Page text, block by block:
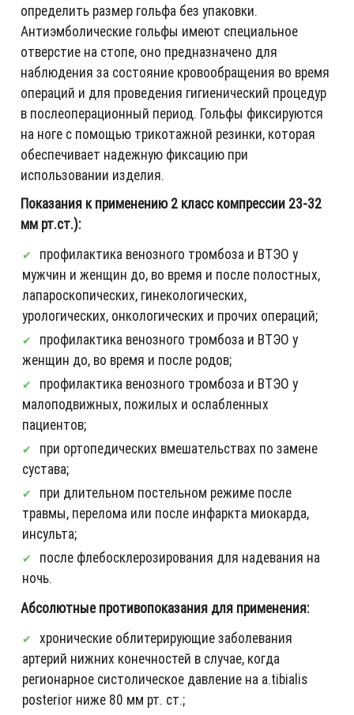
определить размер гольфа без упаковки.
Антиэмболические гольфы имеют специальное
отверстие на стопе, оно предназначено для
наблюдения за состояние кровообращения во время
операций и для проведения гигиенический процедур
в послеоперационный период. Гольфы фиксируются
на ноге с помощью трикотажной резинки, которая
обеспечивает надежную фиксацию при
использовании изделия.
Показания к применению 2 класс компрессии 23-32
мм рт.ст.):
профилактика венозного тромбоза и ВТЭО у
мужчин и женщин до, во время и после полостных,
лапароскопических, гинекологических,
урологических, онкологических и прочих операций;
профилактика венозного тромбоза и ВТЭО у
женщин до, во время и после родов;
профилактика венозного тромбоза и ВТЭО у
малоподвижных, пожилых и ослабленных
пациентов;
при ортопедических вмешательствах по замене
сустава;
при длительном постельном режиме после
травмы, перелома или после инфаркта миокарда,
инсульта;
после флебосклерозирования для надевания на
ночь.
Абсолютные противопоказания для применения:
хронические облитерирующие заболевания
артерий нижних конечностей в случае, когда
регионарное систолическое давление на a.tibialis
posterior ниже 80 мм рт. ст.;